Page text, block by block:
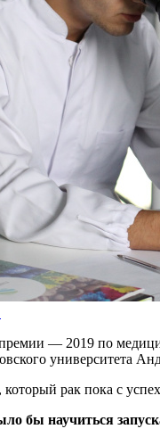
— 2019 по
университета
рак пока с
бы научиться